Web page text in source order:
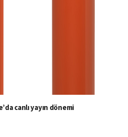
canlı yayın dönemi